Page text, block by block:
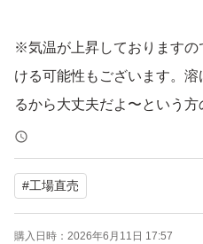
※気温が上昇しておりますの
ける可能性もございます。
るから大丈夫だよ〜という
す。
◎チョコが溶けていたという
ださい！
#工場直売
購入日時： 2026年6月11日 17:57